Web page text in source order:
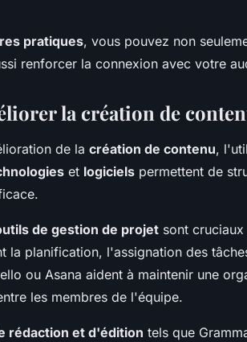
pratiques, vous pouvez non
renforcer la connexion avec votre
la création de
de la création de contenu,
et logiciels permettent de
de gestion de projet sont
la planification, l'assignation des
ou Asana aident à maintenir une
les membres de l'équipe.
rédaction et d'édition tels que